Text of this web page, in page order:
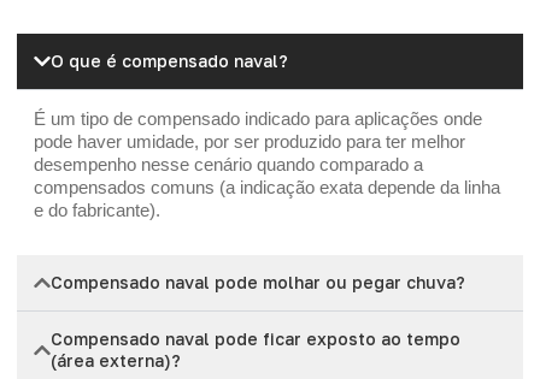
O que é compensado naval?
É um tipo de compensado indicado para aplicações onde
pode haver umidade, por ser produzido para ter melhor
desempenho nesse cenário quando comparado a
compensados comuns (a indicação exata depende da linha
e do fabricante).
Compensado naval pode molhar ou pegar chuva?
Compensado naval pode ficar exposto ao tempo
(área externa)?